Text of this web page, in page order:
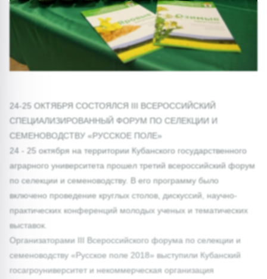
24-25 ОКТЯБРЯ СОСТОЯЛСЯ III ВСЕРОССИЙСКИЙ
СПЕЦИАЛИЗИРОВАННЫЙ ФОРУМ ПО СЕЛЕКЦИИ И
СЕМЕНОВОДСТВУ «РУССКОЕ ПОЛЕ»
24 - 25 октября на территории Кубанского государственного
аграрного университета прошел третий всероссийский форум
по селекции и семеноводству. В его программу было
включено проведение круглых столов, дискуссий, научно-
практических конференций молодых ученых и тематических
выставок.
Организаторами III Всероссийского форума по селекции и
семеноводству «Русское поле 2018» выступили Кубанский
госагроуниверситет и некоммерческая организация